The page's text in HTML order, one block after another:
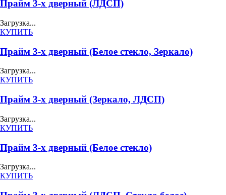
Прайм 3-х дверный (ЛДСП)
Загрузка...
КУПИТЬ
Прайм 3-х дверный (Белое стекло, Зеркало)
Загрузка...
КУПИТЬ
Прайм 3-х дверный (Зеркало, ЛДСП)
Загрузка...
КУПИТЬ
Прайм 3-х дверный (Белое стекло)
Загрузка...
КУПИТЬ